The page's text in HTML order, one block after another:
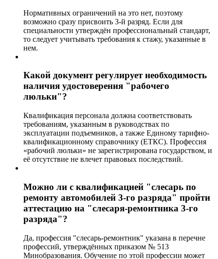
Нормативных ограничений на это нет, поэтому
возможно сразу присвоить 3-й разряд. Если для
специальности утверждён профессиональный стандарт,
то следует учитывать требования к стажу, указанные в
нем.
Какой документ регулирует необходимость
наличия удостоверения "рабочего
люльки"?
Квалификация персонала должна соответствовать
требованиям, указанным в руководствах по
эксплуатации подъемников, а также Единому тарифно-
квалификационному справочнику (ЕТКС). Профессия
«рабочий люльки» не зарегистрирована государством, и
её отсутствие не влечет правовых последствий.
Можно ли с квалификацией "слесарь по
ремонту автомобилей 3-го разряда" пройти
аттестацию на "слесаря-ремонтника 3-го
разряда"?
Да, профессия "слесарь-ремонтник" указана в перечне
профессий, утверждённых приказом № 513
Минобразования. Обучение по этой профессии может